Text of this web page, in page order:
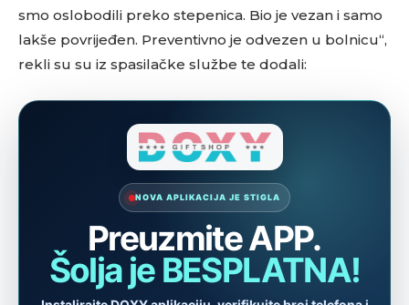
smo oslobodili preko stepenica. Bio je vezan i samo
lakše povrijeđen. Preventivno je odvezen u bolnicu“,
rekli su su iz spasilačke službe te dodali: